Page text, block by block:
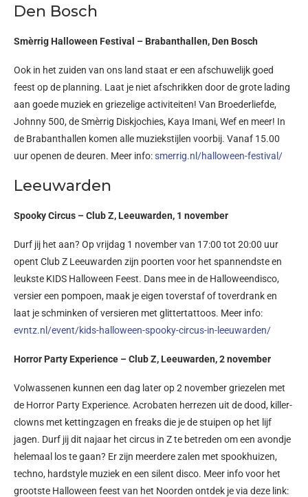
Den Bosch
Smèrrig Halloween Festival – Brabanthallen, Den Bosch
Ook in het zuiden van ons land staat er een afschuwelijk goed
feest op de planning. Laat je niet afschrikken door de grote lading
aan goede muziek en griezelige activiteiten! Van Broederliefde,
Johnny 500, de Smèrrig Diskjochies, Kaya Imani, Wef en meer! In
de Brabanthallen komen alle muziekstijlen voorbij. Vanaf 15.00
uur openen de deuren. Meer info:smerrig.nl/halloween-festival/
Leeuwarden
Spooky Circus – Club Z, Leeuwarden, 1 november
Durf jij het aan? Op vrijdag 1 november van 17:00 tot 20:00 uur
opent Club Z Leeuwarden zijn poorten voor het spannendste en
leukste KIDS Halloween Feest. Dans mee in de Halloweendisco,
versier een pompoen, maak je eigen toverstaf of toverdrank en
laat je schminken of versieren met glittertattoos. Meer info:
evntz.nl/event/kids-halloween-spooky-circus-in-leeuwarden/
Horror Party Experience – Club Z, Leeuwarden, 2 november
Volwassenen kunnen een dag later op 2 november griezelen met
de Horror Party Experience. Acrobaten herrezen uit de dood, killer-
clowns met kettingzagen en freaks die je de stuipen op het lijf
jagen. Durf jij dit najaar het circus in Z te betreden om een avondje
helemaal los te gaan? Er zijn meerdere zalen met spookhuizen,
techno, hardstyle muziek en een silent disco. Meer info voor het
grootste Halloween feest van het Noorden ontdek je via deze link: